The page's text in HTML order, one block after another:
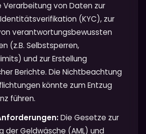
von Daten zur
(KYC), zur
verantwortungsbewussten
(z.B. Selbstsperren,
und zur Erstellung
Berichte. Die Nichtbeachtung
könnte zum Entzug
führen.
Die Gesetze zur
der Geldwäsche (AML) und